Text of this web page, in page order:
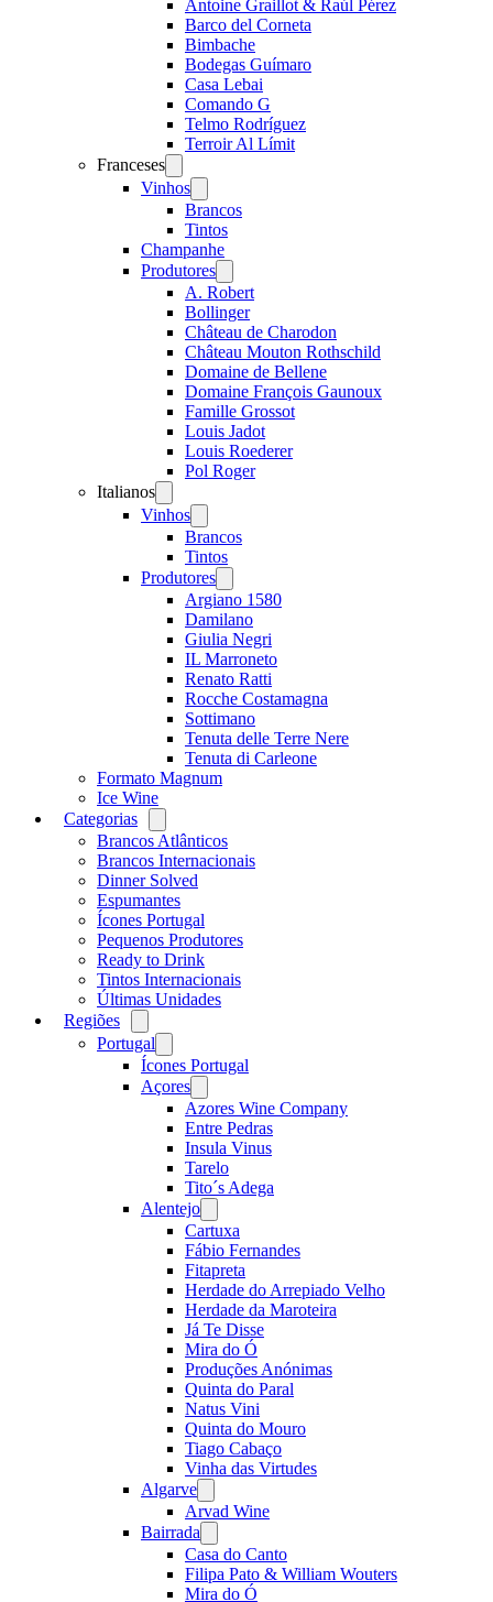
Antoine Graillot & Raúl Pérez
Barco del Corneta
Bimbache
Bodegas Guímaro
Casa Lebai
Comando G
Telmo Rodríguez
Terroir Al Límit
Franceses
menu
Vinhos
menu
Brancos
Tintos
Champanhe
Produtores
menu
A. Robert
Bollinger
Château de Charodon
Château Mouton Rothschild
Domaine de Bellene
Domaine François Gaunoux
Famille Grossot
Louis Jadot
Louis Roederer
Pol Roger
Italianos
menu
Vinhos
menu
Brancos
Tintos
Produtores
menu
Argiano 1580
Damilano
Giulia Negri
IL Marroneto
Renato Ratti
Rocche Costamagna
Sottimano
Tenuta delle Terre Nere
Tenuta di Carleone
Formato Magnum
Ice Wine
Categorias
menu
Brancos Atlânticos
Brancos Internacionais
Dinner Solved
Espumantes
Ícones Portugal
Pequenos Produtores
Ready to Drink
Tintos Internacionais
Últimas Unidades
Regiões
menu
Portugal
menu
Ícones Portugal
Açores
menu
Azores Wine Company
Entre Pedras
Insula Vinus
Tarelo
Tito´s Adega
Alentejo
menu
Cartuxa
Fábio Fernandes
Fitapreta
Herdade do Arrepiado Velho
Herdade da Maroteira
Já Te Disse
Mira do Ó
Produções Anónimas
Quinta do Paral
Natus Vini
Quinta do Mouro
Tiago Cabaço
Vinha das Virtudes
Algarve
menu
Arvad Wine
Bairrada
menu
Casa do Canto
Filipa Pato & William Wouters
Mira do Ó